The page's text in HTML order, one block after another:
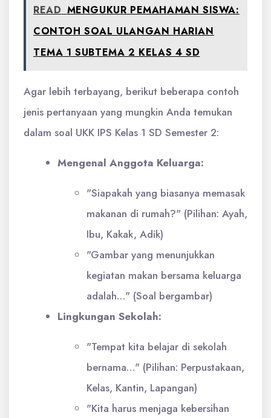
READ MENGUKUR PEMAHAMAN SISWA:
CONTOH SOAL ULANGAN HARIAN
TEMA 1 SUBTEMA 2 KELAS 4 SD
Agar lebih terbayang, berikut beberapa contoh
jenis pertanyaan yang mungkin Anda temukan
dalam soal UKK IPS Kelas 1 SD Semester 2:
Mengenal Anggota Keluarga:
"Siapakah yang biasanya memasak
makanan di rumah?" (Pilihan: Ayah,
Ibu, Kakak, Adik)
"Gambar yang menunjukkan
kegiatan makan bersama keluarga
adalah…" (Soal bergambar)
Lingkungan Sekolah:
"Tempat kita belajar di sekolah
bernama…" (Pilihan: Perpustakaan,
Kelas, Kantin, Lapangan)
"Kita harus menjaga kebersihan